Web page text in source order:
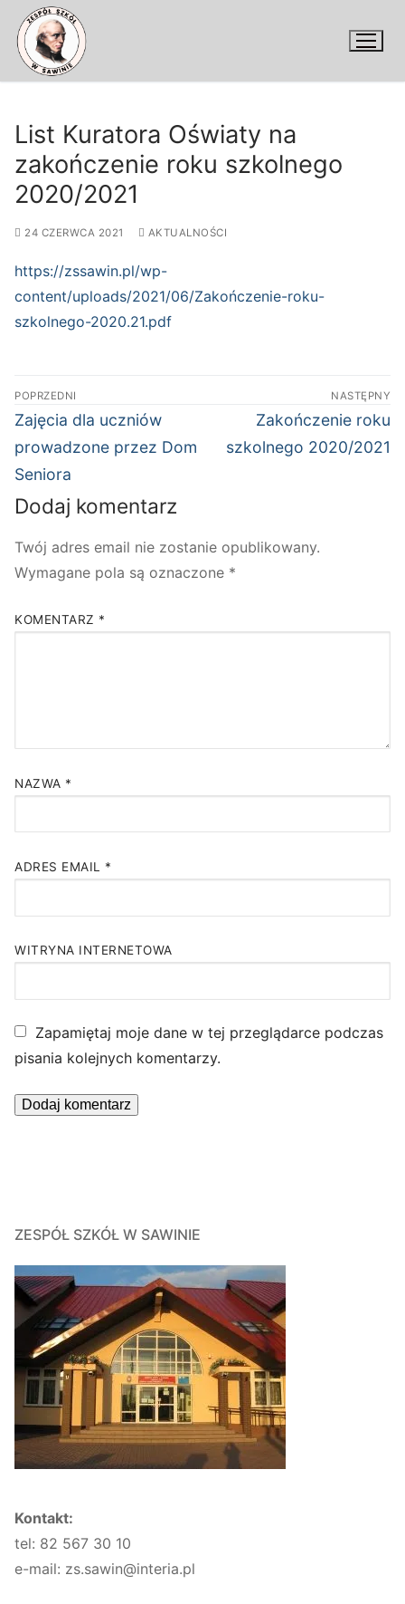
Przejdź
treści
List Kuratora Oświaty na
zakończenie roku szkolnego
2020/2021
24 CZERWCA 2021 AKTUALNOŚCI
https://zssawin.pl/wp-
content/uploads/2021/06/Zakończenie-roku-
szkolnego-2020.21.pdf
Nawigacja
wpisu
POPRZEDNI
Poprzedni
wpis:
Zajęcia dla uczniów
prowadzone przez Dom
Seniora
NASTĘPNY
Następny
wpis:
Zakończenie roku
szkolnego 2020/2021
Dodaj komentarz
Twój adres email nie zostanie opublikowany.
Wymagane pola są oznaczone *
KOMENTARZ *
NAZWA *
ADRES EMAIL *
WITRYNA INTERNETOWA
Zapamiętaj moje dane w tej przeglądarce podczas
pisania kolejnych komentarzy.
ZESPÓŁ SZKÓŁ W SAWINIE
Kontakt:
tel: 82 567 30 10
e-mail: zs.sawin@interia.pl